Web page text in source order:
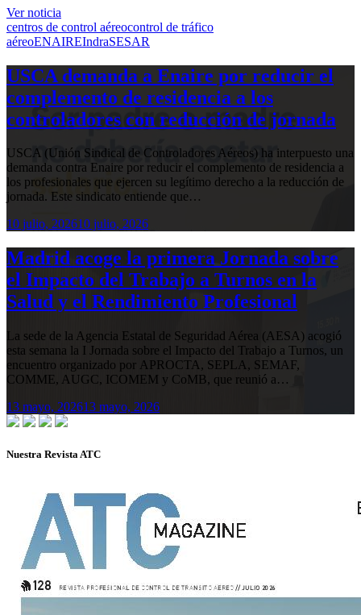
Ver noticia
centros de control aéreocontrol de tráfico
aéreoENAIREIndraSESAR
USCA demanda a Enaire por reducir el
complemento de residencia a los
controladores con reducción de jornada
USCA (Unión Sindical de Controladores Aéreos) ha interpuesto una
demanda contra Enaire por reducir el complemento de residencia a
los profesionales que ejercen su legítimo derecho a la reducción de
jornada. Este sindicato entiende que…
10 julio, 202610 julio, 2026
Madrid acoge la primera Jornada sobre
el Impacto del Trabajo a Turnos en la
Salud y el Rendimiento Profesional
La sede de la Agencia Estatal de Seguridad Aérea (AESA) acogió
esta semana la I Jornada sobre el Impacto del Trabajo a Turnos, un
encuentro organizado por APROCTA, SEPLA, SEMAF,
COMME, AUGC, ICOMEM y CoMB, que reunió a…
13 mayo, 202613 mayo, 2026
Nuestra Revista ATC